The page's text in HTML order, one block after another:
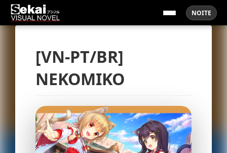
NOITE
[VN-PT/BR]
NEKOMIKO